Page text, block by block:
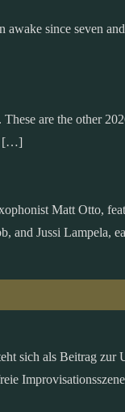
since seven
are the other
[…]
Matt Otto,
and Jussi Lampela,
sich als Beitrag zur